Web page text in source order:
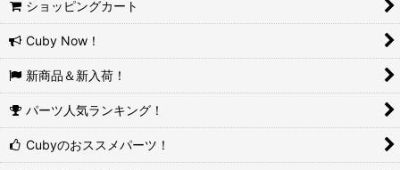
ショッピングカート
Cuby Now！
新商品＆新入荷！
パーツ人気ランキング！
Cubyのおススメパーツ！